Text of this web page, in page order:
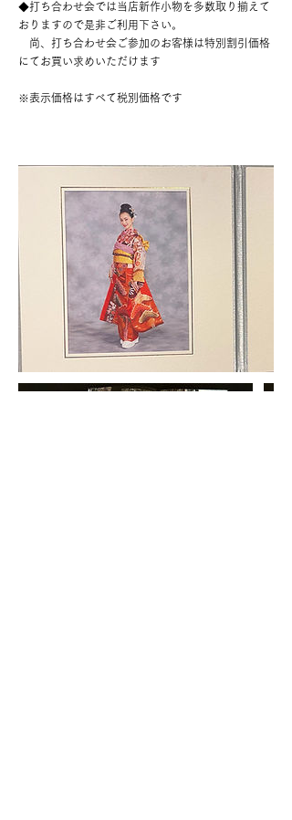
◆打ち合わせ会では当店新作小物を多数取り揃えて
おりますので是非ご利用下さい。
尚、打ち合わせ会ご参加のお客様は特別割引価格
にてお買い求めいただけます
※表示価格はすべて税別価格です